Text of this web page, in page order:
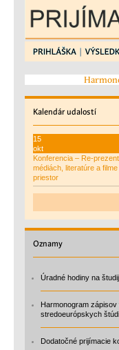
Kalendárudalostí
15
okt
Konferencia – Re-
médiách, literatúre a
priestor
Oznamy
Úradné hodiny na
Harmonogram
stredoeurópskych
Dodatočné prijímacie